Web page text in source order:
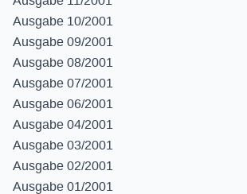
Ausgabe 10/2001
Ausgabe 09/2001
Ausgabe 08/2001
Ausgabe 07/2001
Ausgabe 06/2001
Ausgabe 04/2001
Ausgabe 03/2001
Ausgabe 02/2001
Ausgabe 01/2001